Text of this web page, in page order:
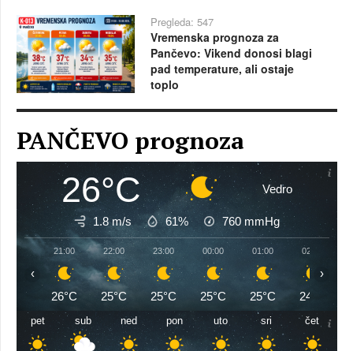
Pregleda: 547
Vremenska prognoza za
Pančevo: Vikend donosi blagi
pad temperature, ali ostaje
toplo
PANČEVO prognoza
26°C Vedro
1.8 m/s 61% 760 mmHg
21:00
26°C
22:00
25°C
23:00
25°C
00:00
25°C
01:00
25°C
02:00
24°C
‹ ›
pet sub ned pon uto sri čet